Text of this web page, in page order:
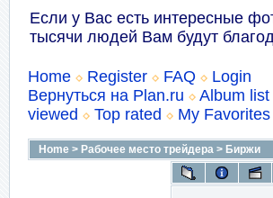
Если у Вас есть интересные
тысячи людей Вам будут
Home Register FAQ
Login
Вернуться на Plan.ru
Album list
viewed
Top rated My Favorites
Home > Рабочее место трейдера > Биржи